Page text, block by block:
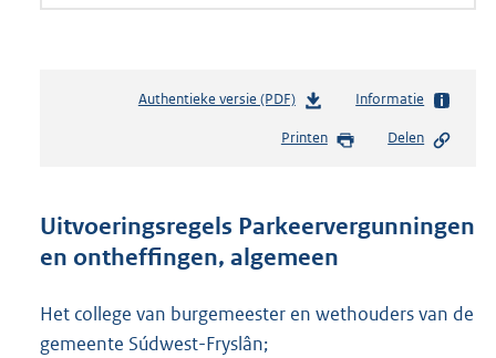
Authentieke versie (PDF)b
s
d
s
r
Informatie
Printen Delen
Uitvoeringsregels Parkeervergunningen
en ontheffingen, algemeen
Het college van burgemeester en wethouders van de
gemeente Súdwest-Fryslân;